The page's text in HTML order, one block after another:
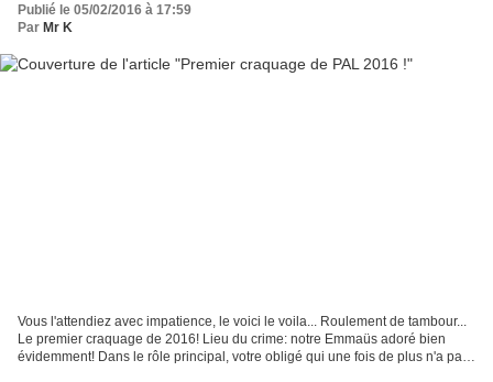
Publié le 05/02/2016 à 17:59
Par Mr K
Vous l'attendiez avec impatience, le voici le voila... Roulement de tambour...
Le premier craquage de 2016! Lieu du crime: notre Emmaüs adoré bien
évidemment! Dans le rôle principal, votre obligé qui une fois de plus n'a pas